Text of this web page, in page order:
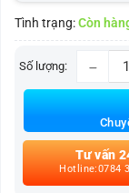
Tình trạng:Còn
Số lượng:
Đèn
Tư vấn
Hotline:0784